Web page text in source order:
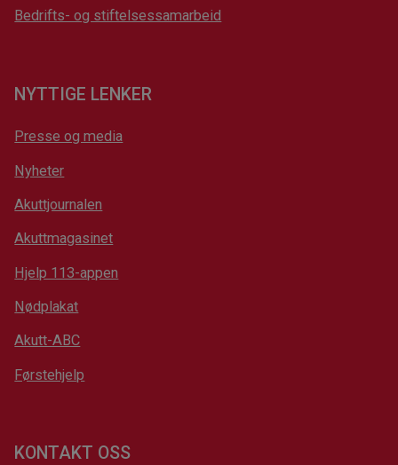
Bedrifts- og stiftelsessamarbeid
NYTTIGE LENKER
Presse og media
Nyheter
Akuttjournalen
Akuttmagasinet
Hjelp 113-appen
Nødplakat
Akutt-ABC
Førstehjelp
KONTAKT OSS